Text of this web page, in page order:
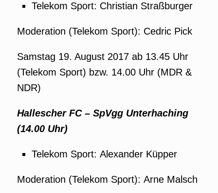
Telekom Sport: Christian Straßburger
Moderation (Telekom Sport): Cedric Pick
Samstag 19. August 2017 ab 13.45 Uhr
(Telekom Sport) bzw. 14.00 Uhr (MDR &
NDR)
Hallescher FC – SpVgg Unterhaching
(14.00 Uhr)
Telekom Sport: Alexander Küpper
Moderation (Telekom Sport): Arne Malsch